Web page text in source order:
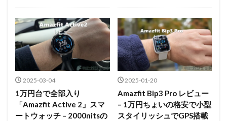
2025-03-04
1万円台で全部入り
「Amazfit Active 2」スマ
ートウォッチ – 2000nitsの
2025-01-20
Amazfit Bip3 Pro レビュー
– 1万円ちょいの格安で小型
スタイリッシュでGPS搭載